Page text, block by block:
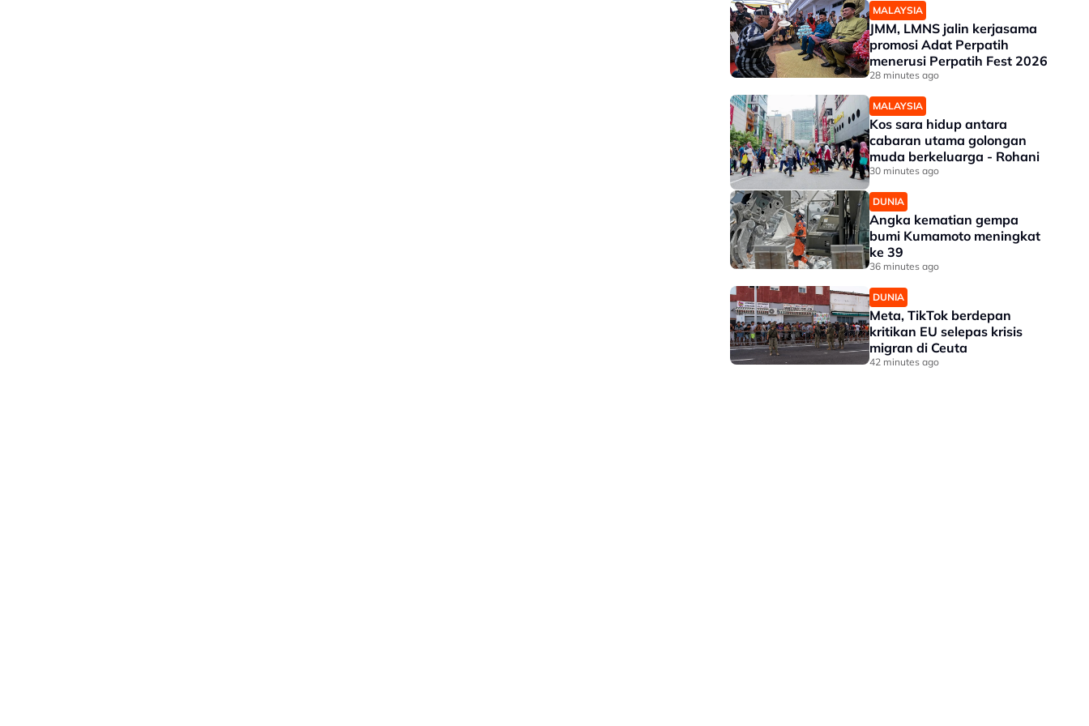
MALAYSIA
JMM, LMNS jalin kerjasama
promosi Adat Perpatih
menerusi Perpatih Fest 2026
28 minutes ago
MALAYSIA
Kos sara hidup antara
cabaran utama golongan
muda berkeluarga - Rohani
30 minutes ago
DUNIA
Angka kematian gempa
bumi Kumamoto meningkat
ke 39
36 minutes ago
DUNIA
Meta, TikTok berdepan
kritikan EU selepas krisis
migran di Ceuta
42 minutes ago